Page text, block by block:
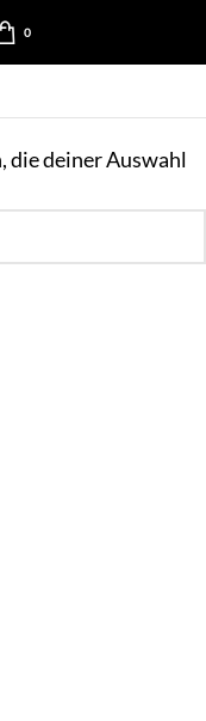
0
die deiner Auswahl